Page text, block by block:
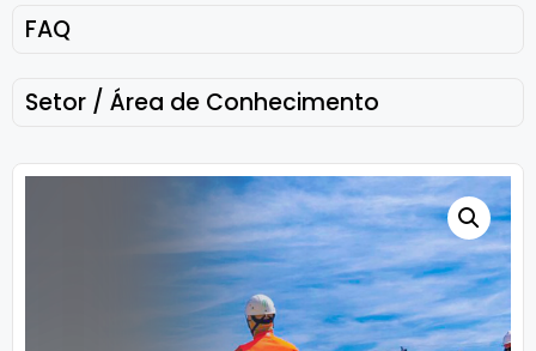
FAQ
Setor / Área de Conhecimento